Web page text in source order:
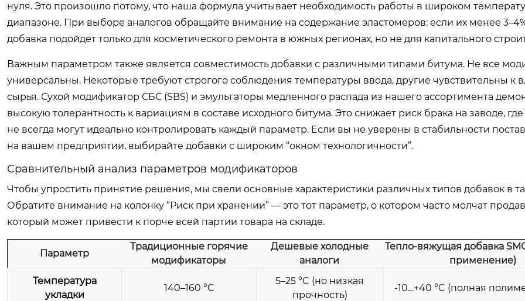
нуля. Это произошло потому, что наша формула учитывает необходимость работы в широком
диапазоне. При выборе аналогов обращайте внимание на содержание эластомеров: если их менее
добавка подойдет только для косметического ремонта в южных регионах, но не для капитального
Важным параметром также является совместимость добавки с различными типами битума. Не все
универсальны. Некоторые требуют строгого соблюдения температуры ввода, другие чувствительны к
сырья. Сухой модификатор СБС (SBS) и эмульгаторы медленного распада из нашего ассортимента
высокую толерантность к вариациям в составе исходного битума. Это снижает риск брака на заводе,
не всегда могут идеально контролировать каждый параметр. Если вы не уверены в стабильности
на вашем предприятии, выбирайте добавки с широким “окном технологичности”.
Сравнительный анализ параметров модификаторов
Чтобы упростить принятие решения, мы свели основные характеристики различных типов добавок в
Обратите внимание на колонку “Риск при хранении” — это тот параметр, о котором часто молчат
который может привести к порче всей партии товара на складе.
Параметр
Традиционные горячие
модификаторы
Дешевые холодные
аналоги
Тепло-вяжущая добавка
применение)
Температура
укладки
140–160 °C
5–25 °C (но низкая
прочность)
-10…+40 °C (полная